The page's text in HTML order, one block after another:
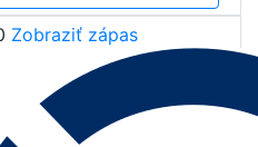
Zobraziť zápas